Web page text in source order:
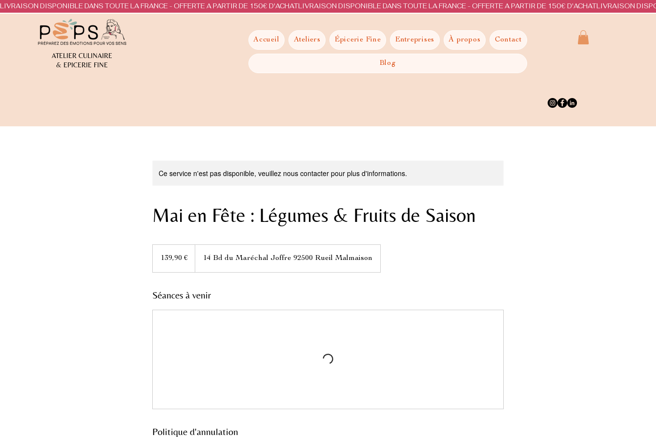
LIVRAISON DISPONIBLE DANS TOUTE LA FRANCE - OFFERTE A PARTIR DE 150€ D'ACHAT
ATELIER CULINAIRE
& EPICERIE FINE
Accueil Ateliers Épicerie Fine Entreprises À propos Contact
Blog
Ce service n'est pas disponible, veuillez nous contacter pour plus d'informations.
Mai en Fête : Légumes & Fruits de Saison
139,90 € 14 Bd du Maréchal Joffre 92500 Rueil Malmaison
Séances à venir
Politique d'annulation